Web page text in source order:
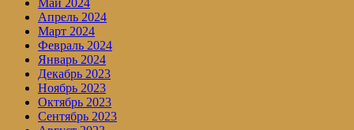
Май 2024
Апрель 2024
Март 2024
Февраль 2024
Январь 2024
Декабрь 2023
Ноябрь 2023
Октябрь 2023
Сентябрь 2023